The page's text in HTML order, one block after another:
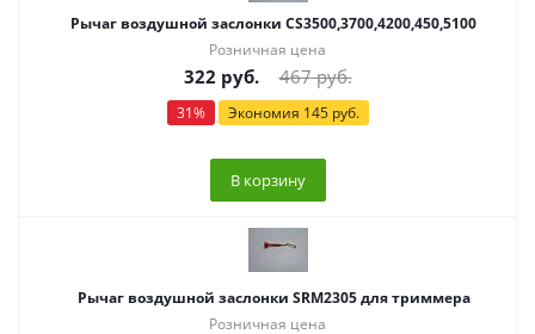
Рычаг воздушной заслонки CS3500,3700,4200,450,5100
Розничная цена
322 руб. 467руб.
31% Экономия 145руб.
В корзину
Рычаг воздушной заслонки SRM2305 для триммера
Розничная цена